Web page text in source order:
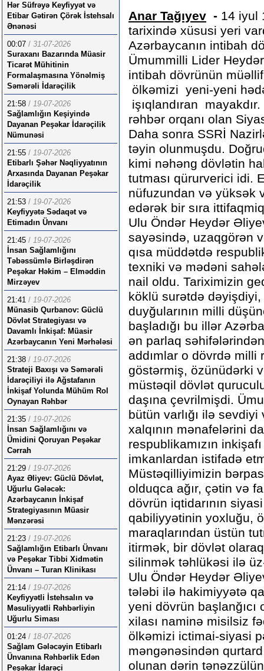
Hər Süfrəyə Keyfiyyət və
Etibar Gətirən Çörək İstehsalı
Ənənəsi
00:07 / 31-07-2026
Suraxanı Bazarında Müasir
Ticarət Mühitinin
Formalaşmasına Yönəlmiş
Səmərəli İdarəçilik
21:58 / 19-07-2026
Sağlamlığın Keşiyində
Dayanan Peşəkar İdarəçilik
Nümunəsi
21:55 / 19-07-2026
Etibarlı Şəhər Nəqliyyatının
Arxasında Dayanan Peşəkar
İdarəçilik
21:53 / 19-07-2026
Keyfiyyətə Sədaqət və
Etimadın Ünvanı
21:45 / 19-07-2026
İnsan Sağlamlığını
Təbəssümlə Birləşdirən
Peşəkar Həkim – Elməddin
Mirzəyev
21:41 / 19-07-2026
Münasib Qurbanov: Güclü
Dövlət Strategiyası və
Davamlı İnkişaf: Müasir
Azərbaycanın Yeni Mərhələsi
21:38 / 19-07-2026
Strateji Baxışı və Səmərəli
İdarəçiliyi ilə Ağstafanın
İnkişaf Yolunda Mühüm Rol
Oynayan Rəhbər
21:35 / 19-07-2026
İnsan Sağlamlığını və
Ümidini Qoruyan Peşəkar
Cərrah
21:29 / 19-07-2026
Ayaz Əliyev: Güclü Dövlət,
Uğurlu Gələcək:
Azərbaycanın İnkişaf
Strategiyasının Müasir
Mənzərəsi
21:23 / 19-07-2026
Sağlamlığın Etibarlı Ünvanı
və Peşəkar Tibbi Xidmətin
Ünvanı – Turan Klinikası
21:14 / 19-07-2026
Keyfiyyətli İstehsalın və
Məsuliyyətli Rəhbərliyin
Uğurlu Siması
01:24 / 18-07-2026
Sağlam Gələcəyin Etibarlı
Ünvanına Rəhbərlik Edən
Peşəkar İdarəçi
Anar Tağıyev - 14 iyul
tarixində xüsusi yeri
Azərbaycanın intibah
Ümummilli Lider
intibah dövrünün
ölkəmizi yeni-yeni
işıqlandıran
rəhbər orqanı olan
Daha sonra SSRİ
təyin olunmuşdu.
kimi nəhəng dövlətin
tutması qürurverici idi.
nüfuzundan və yüksək
edərək bir sıra
Ulu Öndər Heydər
sayəsində, uzaqgörən
qısa müddətdə
texniki və mədəni
nail oldu. Tariximizin
köklü surətdə
duyğularının milli
başladığı bu illər
ən parlaq
addımlar o dövrdə milli
göstərmiş, özünüdərki
müstəqil dövlət
daşına çevrilmişdi.
bütün varlığı ilə
xalqının mənafelərini
respublikamızın
imkanlardan istifadə
Müstəqilliyimizin
olduqca ağır, çətin və
dövrün iqtidarının
qabiliyyətinin yoxluğu,
maraqlarından üstün
itirmək, bir dövlət
silinmək təhlükəsi ilə
Ulu Öndər Heydər
tələbi ilə hakimiyyətə
yeni dövrün
xilası naminə misilsiz
ölkəmizi ictimai-siyasi
məngənəsindən
olunan dərin tənəzzülün